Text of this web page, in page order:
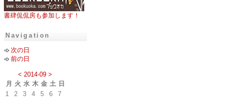
書肆侃侃房も参加します！
Navigation
次の日
前の日
< 2014-09 >
月
火 水 木 金 土 日
1
2 3 4 5 6
7